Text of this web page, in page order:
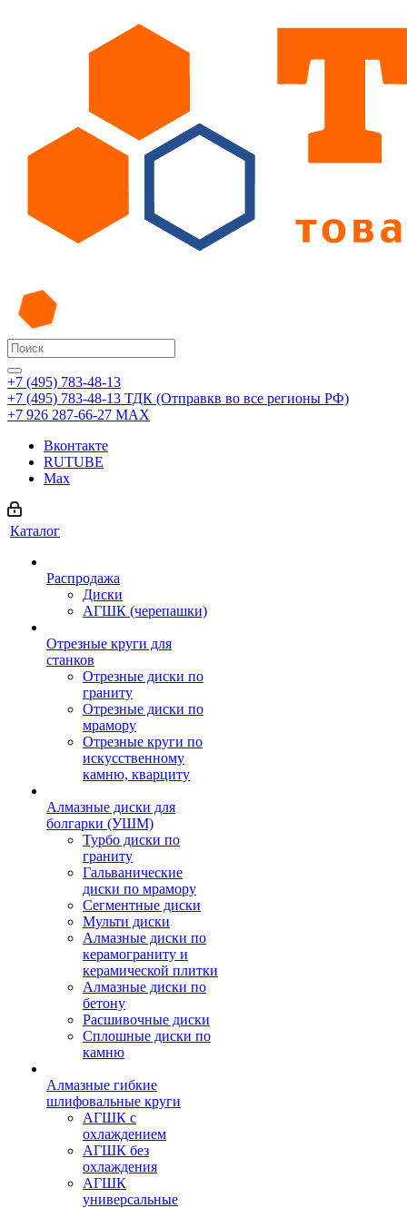
+7 (495) 783-48-13
+7 (495) 783-48-13 ТДК (Отправкв во все регионы РФ)
+7 926 287-66-27 МАХ
Вконтакте
RUTUBE
Max
Каталог
Распродажа
Диски
АГШК (черепашки)
Отрезные круги для
станков
Отрезные диски по
граниту
Отрезные диски по
мрамору
Отрезные круги по
искусственному
камню, кварциту
Алмазные диски для
болгарки (УШМ)
Турбо диски по
граниту
Гальванические
диски по мрамору
Сегментные диски
Мульти диски
Алмазные диски по
керамограниту и
керамической плитки
Алмазные диски по
бетону
Расшивочные диски
Сплошные диски по
камню
Алмазные гибкие
шлифовальные круги
АГШК с
охлаждением
АГШК без
охлаждения
АГШК
универсальные